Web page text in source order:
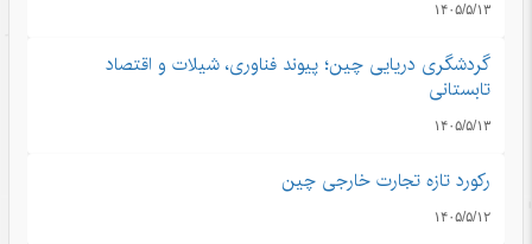
۱۴۰۵/۵/۱۳
گردشگری دریایی چین؛ پیوند فناوری، شیلات و اقتصاد
تابستانی
۱۴۰۵/۵/۱۳
رکورد تازه تجارت خارجی چین
۱۴۰۵/۵/۱۲